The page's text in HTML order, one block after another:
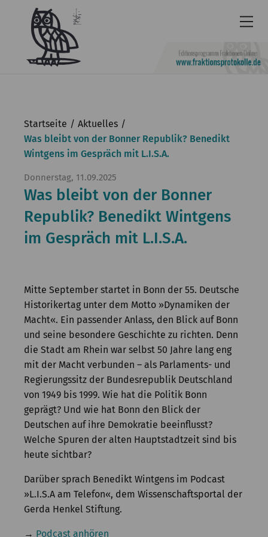
Barrierefrei
Leichte
Sprache
Kontakt
English
KGParl
Institut
Forschung
Publikationen
Startseite
Aktuelles
Was bleibt von der Bonner Republik? Benedikt
Wintgens im Gespräch mit L.I.S.A.
Donnerstag, 11.09.2025
Was bleibt von der Bonner
Republik? Benedikt Wintgens
im Gespräch mit L.I.S.A.
Mitte September startet in Bonn der 55. Deutsche
Historikertag unter dem Motto »Dynamiken der
Macht«. Ein passender Anlass, den Blick auf Bonn
und seine besondere Geschichte zu richten. Denn
die Stadt am Rhein war selbst 50 Jahre lang eng
mit der Macht verbunden – als Parlaments- und
Regierungssitz der Bundesrepublik Deutschland
von 1949 bis 1999. Wie hat die Politik Bonn
geprägt? Und wie hat Bonn den Blick der
Deutschen auf ihre Demokratie beeinflusst?
Welche Spuren der alten Hauptstadtzeit sind bis
heute sichtbar?
Darüber sprach Benedikt Wintgens im Podcast
»L.I.S.A am Telefon«, dem Wissenschaftsportal der
Gerda Henkel Stiftung.
→ Podcast anhören